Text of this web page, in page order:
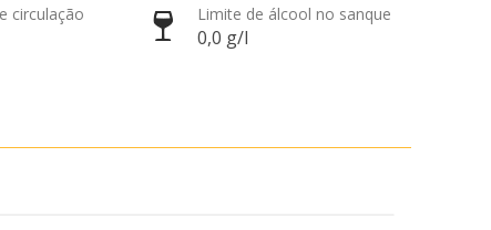
circulação Limite de álcool no sanque
0,0 g/l